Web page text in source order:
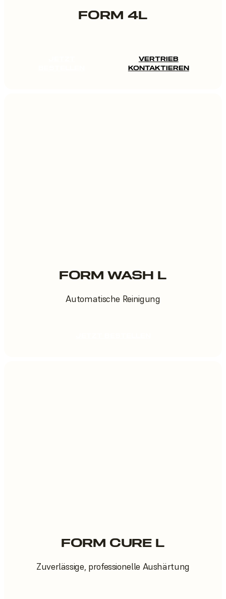
FORM 4L
VERTRIEB
KONTAKTIEREN
FORM WASH L
Automatische Reinigung
FORM CURE L
Zuverlässige, professionelle Aushärtung